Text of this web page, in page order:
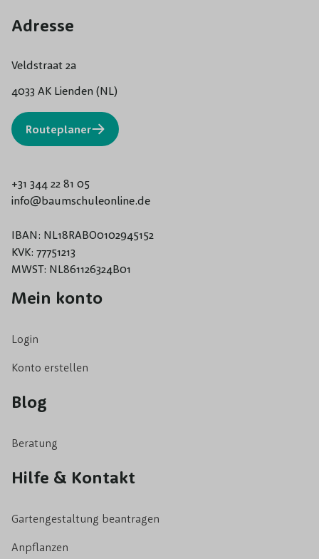
Adresse
Veldstraat 2a
4033 AK Lienden (NL)
Routeplaner
+31 344 22 81 05
info@baumschuleonline.de
IBAN: NL18RABO0102945152
KVK: 77751213
MWST: NL861126324B01
Mein konto
Login
Konto erstellen
Blog
Beratung
Hilfe & Kontakt
Gartengestaltung beantragen
Anpflanzen